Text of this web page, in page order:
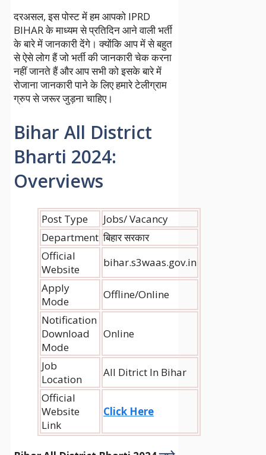
दरअसल, इस पोस्ट में हम आपको IPRD
BIHAR के माध्यम से प्रतिदिन आने वाली भर्ती
के बारे में जानकारी देंगे। क्योंकि आप में से बहुत
से ऐसे लोग हैं जो भर्ती की जानकारी चेक करना
नहीं जानते हैं और आप सभी को इसके बारे में
रोजाना जानकारी पाने के लिए हमारे टेलीग्राम
ग्रुप से जरूर जुड़ना चाहिए।
Bihar All District
Bharti 2024:
Overviews
Post Type
Jobs/ Vacancy
Department बिहार सरकार
Official
Website
bihar.s3waas.gov.in
Apply
Mode
Offline/Online
Notification
Download
Mode
Online
Job
Location
All Ditrict In Bihar
Official
Website
Link
Click Here